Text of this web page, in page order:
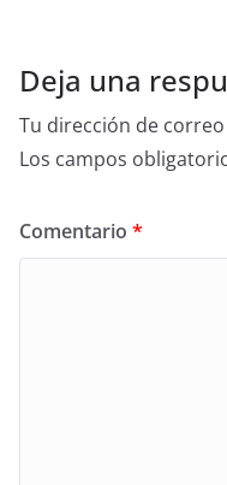
Deja una
Tu dirección de
Los campos
Comentario *